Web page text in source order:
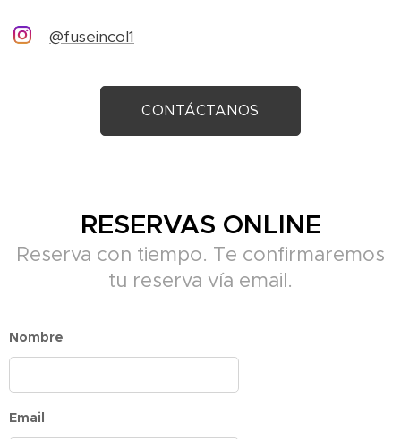
@fuseincol1
CONTÁCTANOS
RESERVAS ONLINE
Reserva con tiempo. Te confirmaremos
tu reserva vía email.
Nombre
Email